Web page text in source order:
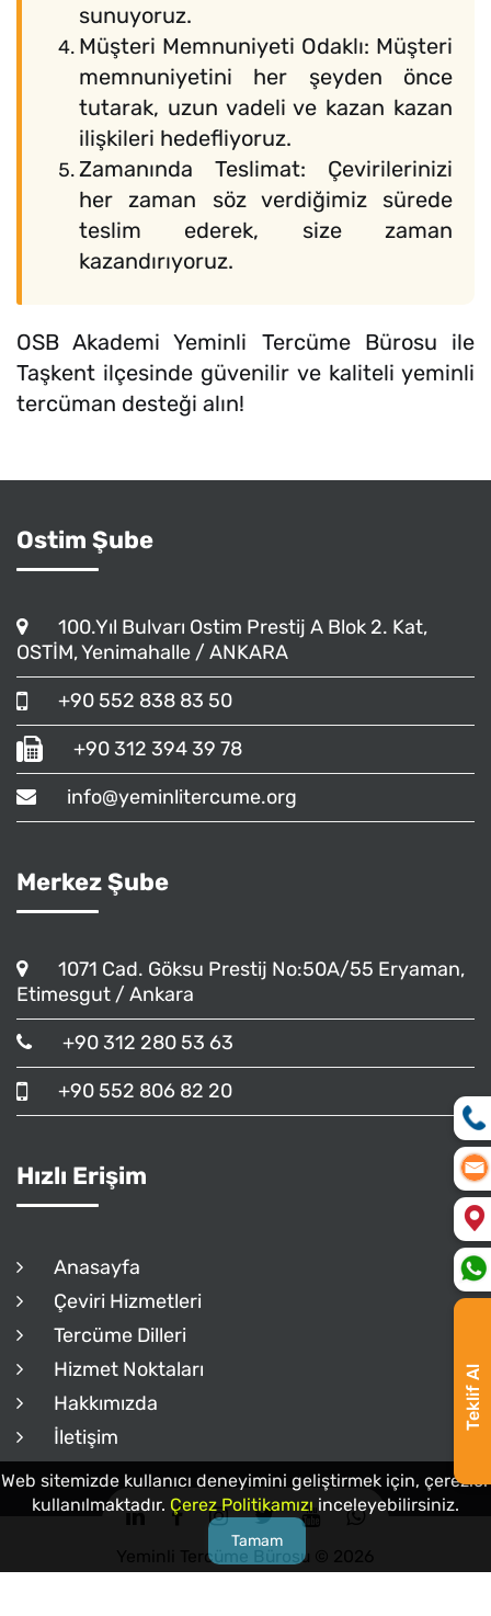
sunuyoruz.
Müşteri Memnuniyeti Odaklı: Müşteri
memnuniyetini her şeyden önce
tutarak, uzun vadeli ve kazan kazan
ilişkileri hedefliyoruz.
Zamanında Teslimat: Çevirilerinizi
her zaman söz verdiğimiz sürede
teslim ederek, size zaman
kazandırıyoruz.
OSB Akademi Yeminli Tercüme Bürosu ile
Taşkent ilçesinde güvenilir ve kaliteli yeminli
tercüman desteği alın!
Ostim Şube
100.Yıl Bulvarı Ostim Prestij A Blok 2. Kat,
OSTİM, Yenimahalle / ANKARA
+90 552 838 83 50
+90 312 394 39 78
info@yeminlitercume.org
Merkez Şube
1071 Cad. Göksu Prestij No:50A/55 Eryaman,
Etimesgut / Ankara
+90 312 280 53 63
+90 552 806 82 20
Hızlı Erişim
Anasayfa
Çeviri Hizmetleri
Tercüme Dilleri
Hizmet Noktaları
Hakkımızda
İletişim
Yeminli Tercüme Bürosu © 2026
Teklif Al
Web sitemizde kullanıcı deneyimini geliştirmek için, çerezler
kullanılmaktadır. Çerez Politikamızı inceleyebilirsiniz.
Tamam